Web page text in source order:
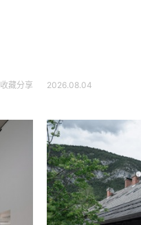
收藏分享 2026.08.04